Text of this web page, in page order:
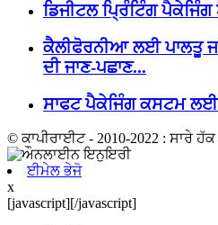
ਡਿਜੀਟਲ ਪ੍ਰਿੰਟਿੰਗ
ਕੈਲੀਫੋਰਨੀਆ ਲਈ ਪਾਲਤੂ
ਦੀ ਜਾਣ-ਪਛਾਣ...
ਸਾਫਟ ਪੈਕੇਜਿੰਗ ਕਸਟਮ
© ਕਾਪੀਰਾਈਟ - 2010-2022 : ਸਾਰੇ
ਈਮੇਲ ਭੇਜੋ
x
[javascript] [/javascript]